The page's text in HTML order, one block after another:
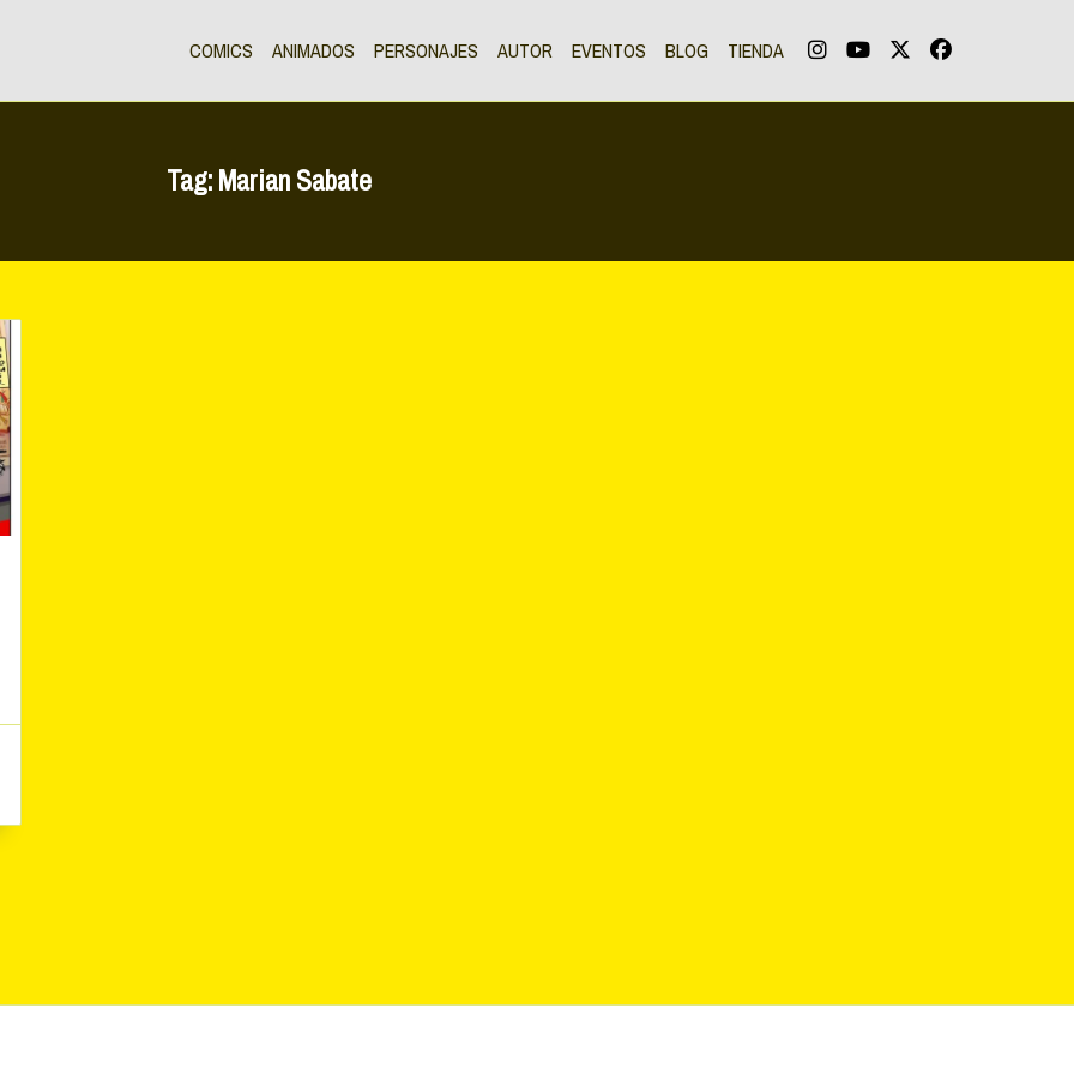
COMICS ANIMADOS PERSONAJES AUTOR EVENTOS BLOG TIENDA
Tag:Marian Sabate